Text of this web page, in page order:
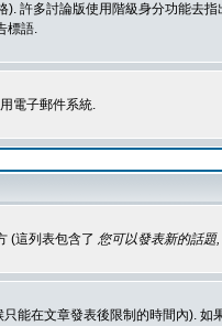
許多討論版使用階級身分功能去
標語.
電子郵件系統.
(這列表包含了 您可以發表新的話題
能在文章發表後限制的時間內).